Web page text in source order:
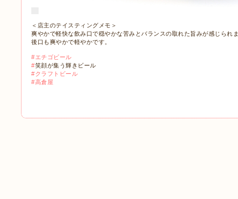
＜店主のテイスティングメモ＞
爽やかで軽快な飲み口で穏やかな苦みとバランスの取れた旨みが感じられ
後口も爽やかで軽やかです。
#エチゴビール
#笑顔が集う輝きビール
#クラフトビール
#高倉屋